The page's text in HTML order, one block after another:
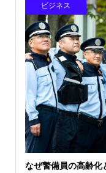
ビジネス
なぜ警備員の高齢